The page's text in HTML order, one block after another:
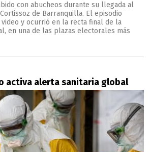
con abucheos durante su llegada al
de Barranquilla. El episodio
y ocurrió en la recta final de la
en una de las plazas electorales más
activa alerta sanitaria global